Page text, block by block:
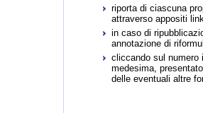
riporta di ciascuna
attraverso appositi
in caso di
annotazione di
cliccando sul numero
medesima,
delle eventuali altre